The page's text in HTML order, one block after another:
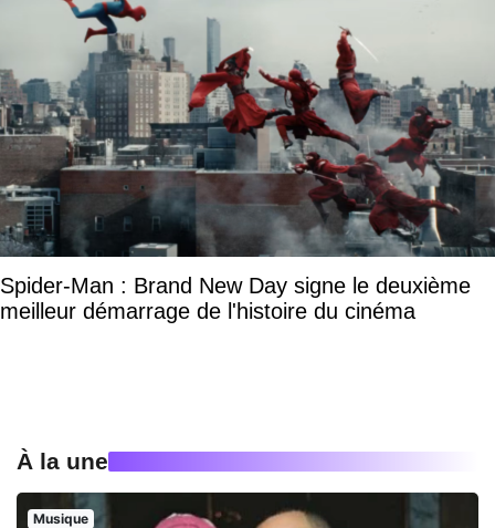
Spider-Man : Brand New Day signe le deuxième
meilleur démarrage de l'histoire du cinéma
À la une
Musique